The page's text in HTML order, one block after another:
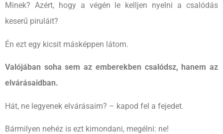
Minek? Azért, hogy a végén le kelljen nyelni a csalódás
keserű piruláit?
Én ezt egy kicsit másképpen látom.
Valójában soha sem az emberekben csalódsz, hanem az
elvárásaidban.
Hát, ne legyenek elvárásaim? – kapod fel a fejedet.
Bármilyen nehéz is ezt kimondani, megélni: ne!